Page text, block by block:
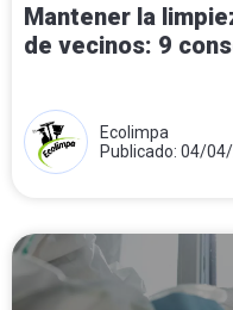
Mantener la
de vecinos: 9
Ecolimpa
Publicado: 04/